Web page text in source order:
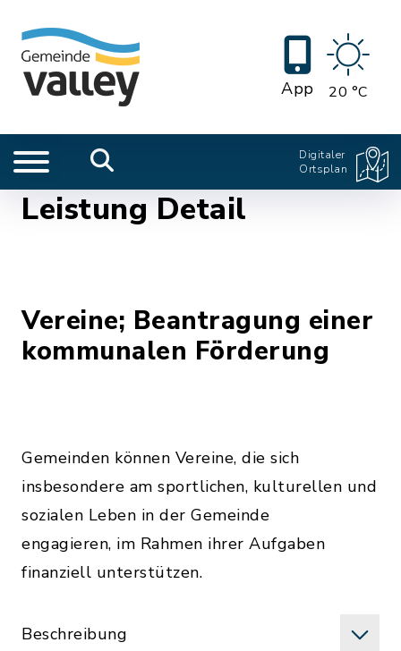
App 20 °C
Digitaler
Ortsplan
Leistung Detail
Vereine; Beantragung einer
kommunalen Förderung
Gemeinden können Vereine, die sich
insbesondere am sportlichen, kulturellen und
sozialen Leben in der Gemeinde
engagieren, im Rahmen ihrer Aufgaben
finanziell unterstützen.
Beschreibung